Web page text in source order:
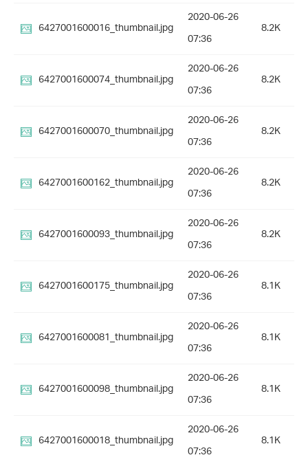
6427001600016_thumbnail.jpg
2020-06-26
07:36
8.2K
6427001600074_thumbnail.jpg
2020-06-26
07:36
8.2K
6427001600070_thumbnail.jpg
2020-06-26
07:36
8.2K
6427001600162_thumbnail.jpg
2020-06-26
07:36
8.2K
6427001600093_thumbnail.jpg
2020-06-26
07:36
8.2K
6427001600175_thumbnail.jpg
2020-06-26
07:36
8.1K
6427001600081_thumbnail.jpg
2020-06-26
07:36
8.1K
6427001600098_thumbnail.jpg
2020-06-26
07:36
8.1K
6427001600018_thumbnail.jpg
2020-06-26
07:36
8.1K